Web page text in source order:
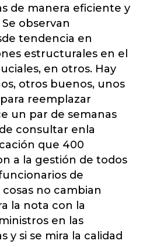
de manera eficiente y
observan
tendencia en
estructurales en el
en otros. Hay
otros buenos, unos
reemplazar
un par de semanas
consultar enla
que 400
a la gestión de todos
de
no cambian
la nota con la
en las
y si se mira la calidad